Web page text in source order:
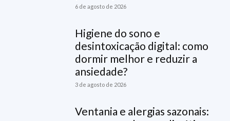
6 de agosto de 2026
Higiene do sono e
desintoxicação digital: como
dormir melhor e reduzir a
ansiedade?
3 de agosto de 2026
Ventania e alergias sazonais: